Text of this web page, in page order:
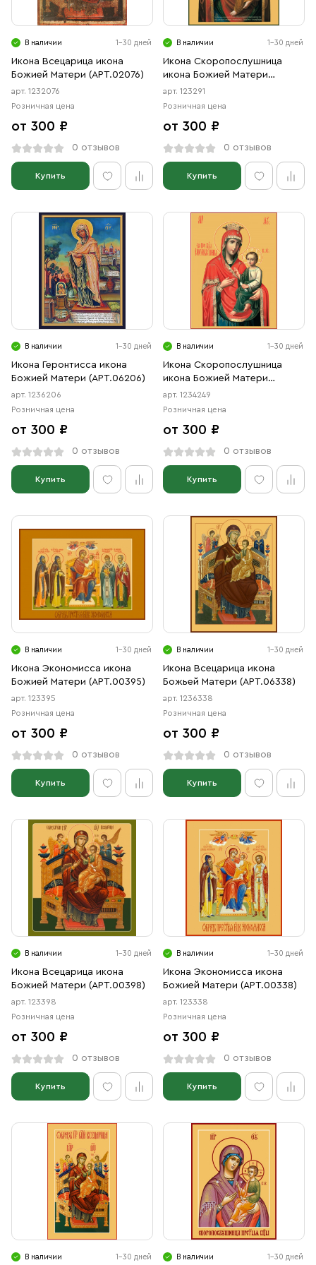
Свечи
Ювелирные изделия
В наличии 1-30 дней
Икона Всецарица икона
Божией Матери (АРТ.02076)
арт. 1232076
Розничная цена
от 300 ₽
0 отзывов
Купить
В наличии 1-30 дней
Икона Скоропослушница
икона Божией Матери
(АРТ.00291)
арт. 123291
Розничная цена
от 300 ₽
0 отзывов
Купить
В наличии 1-30 дней
Икона Геронтисса икона
Божией Матери (АРТ.06206)
арт. 1236206
Розничная цена
от 300 ₽
0 отзывов
Купить
В наличии 1-30 дней
Икона Скоропослушница
икона Божией Матери
(АРТ.04249)
арт. 1234249
Розничная цена
от 300 ₽
0 отзывов
Купить
В наличии 1-30 дней
Икона Экономисса икона
Божией Матери (АРТ.00395)
арт. 123395
Розничная цена
от 300 ₽
0 отзывов
Купить
В наличии 1-30 дней
Икона Всецарица икона
Божьей Матери (АРТ.06338)
арт. 1236338
Розничная цена
от 300 ₽
0 отзывов
Купить
В наличии 1-30 дней
Икона Всецарица икона
Божией Матери (АРТ.00398)
арт. 123398
Розничная цена
от 300 ₽
0 отзывов
Купить
В наличии 1-30 дней
Икона Экономисса икона
Божией Матери (АРТ.00338)
арт. 123338
Розничная цена
от 300 ₽
0 отзывов
Купить
В наличии 1-30 дней В наличии 1-30 дней